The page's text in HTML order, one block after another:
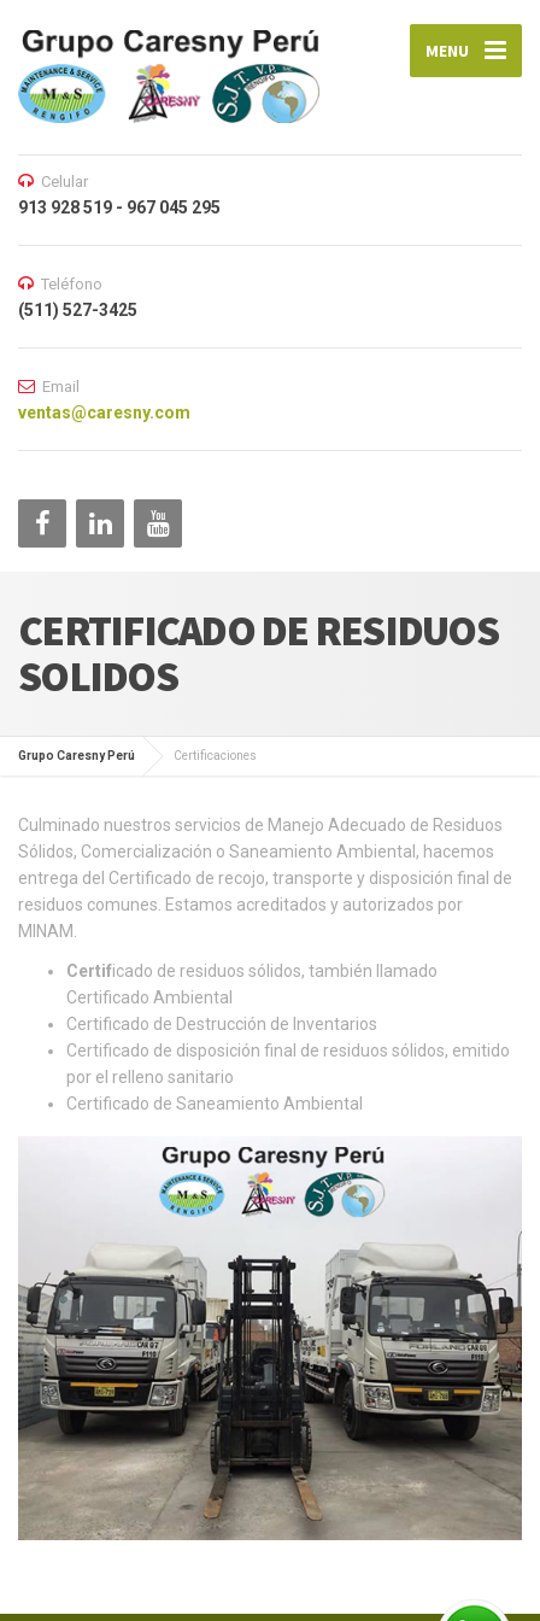
MENU
Celular
913 928 519 - 967 045 295
Teléfono
(511) 527-3425
Email
ventas@caresny.com
CERTIFICADO DE RESIDUOS
SOLIDOS
Grupo Caresny Perú Certificaciones
Culminado nuestros servicios de Manejo Adecuado de Residuos
Sólidos, Comercialización o Saneamiento Ambiental, hacemos
entrega del Certificado de recojo, transporte y disposición final de
residuos comunes. Estamos acreditados y autorizados por
MINAM.
Certificado de residuos sólidos, también llamado
Certificado Ambiental
Certificado de Destrucción de Inventarios
Certificado de disposición final de residuos sólidos, emitido
por el relleno sanitario
Certificado de Saneamiento Ambiental